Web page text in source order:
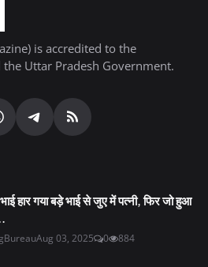
is accredited to the
Uttar Pradesh Government.
हार गया बड़े भाई से जुए में पत्नी, फिर जो हुआ
Aug 03, 2025 0 884